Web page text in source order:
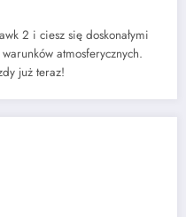
2 i ciesz się doskonałymi
atmosferycznych.
już teraz!